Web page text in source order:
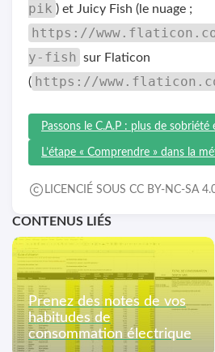
pik ) et Juicy Fish (le nuage ;
https://
y-fish
sur Flaticon
( https://
Passons le C.A.P : plus de sobriété
L’étape « Comprendre » dans la
LICENCIÉ SOUS CC BY-NC-SA
CONTENUS LIÉS
Prenez des notes de vos
habitudes de
consommation électrique